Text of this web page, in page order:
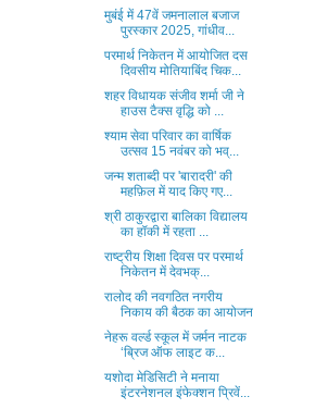
मुबंई में 47वें जमनालाल बजाज
पुरस्कार 2025, गांधीव...
परमार्थ निकेतन में आयोजित दस
दिवसीय मोतियाबिंद चिक...
शहर विधायक संजीव शर्मा जी ने
हाउस टैक्स वृद्धि को ...
श्याम सेवा परिवार का वार्षिक
उत्सव 15 नवंबर को भव्...
जन्म शताब्दी पर 'बारादरी' की
महफ़िल में याद किए गए...
श्री ठाकुरद्वारा बालिका विद्यालय
का हॉकी में रहता ...
राष्ट्रीय शिक्षा दिवस पर परमार्थ
निकेतन में देवभक्...
रालोद की नवगठित नगरीय
निकाय की बैठक का आयोजन
नेहरू वर्ल्ड स्कूल में जर्मन नाटक
‘ब्रिज ऑफ लाइट क...
यशोदा मेडिसिटी ने मनाया
इंटरनेशनल इंफेक्शन प्रिवें...